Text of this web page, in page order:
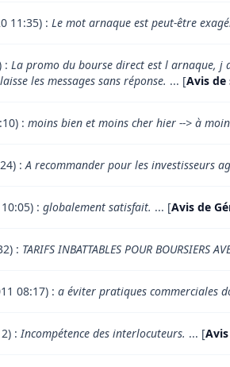
11:35) : Le mot arnaque est peut-être
: La promo du bourse direct est l arnaque, j
les messages sans réponse. ... [Avis de
: moins bien et moins cher hier --> à
:A recommander pour les investisseurs
: globalement satisfait. ... [Avis de
: TARIFS INBATTABLES POUR BOURSIERS
08:17) : a éviter pratiques commerciales
:Incompétence des interlocuteurs. ... [